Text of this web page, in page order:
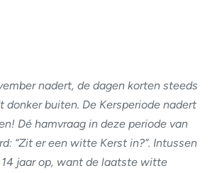
nadert, de dagen korten steeds
donker buiten. De Kersperiode nadert
Dé hamvraag in deze periode van
“Zit er een witte Kerst in?”. Intussen
jaar op, want de laatste witte